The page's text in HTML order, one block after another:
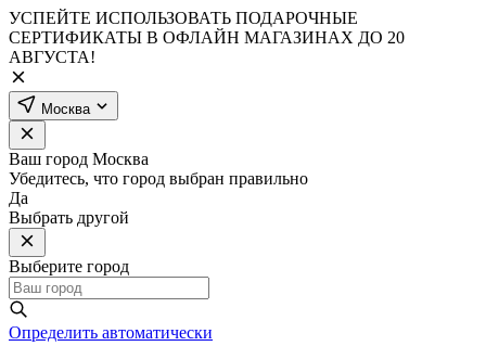
УСПЕЙТЕ ИСПОЛЬЗОВАТЬ ПОДАРОЧНЫЕ
СЕРТИФИКАТЫ В ОФЛАЙН МАГАЗИНАХ ДО 20
АВГУСТА!
Москва
Ваш город Москва
Убедитесь, что город выбран правильно
Да
Выбрать другой
Выберите город
Определить автоматически